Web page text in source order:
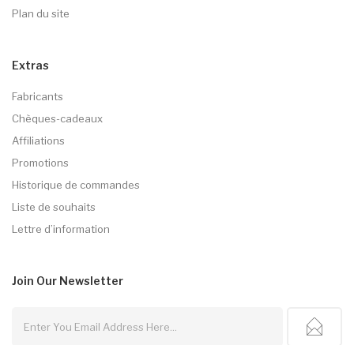
Plan du site
Extras
Fabricants
Chèques-cadeaux
Affiliations
Promotions
Historique de commandes
Liste de souhaits
Lettre d’information
Join Our Newsletter